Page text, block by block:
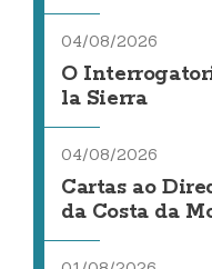
04/08/2026
O
la Sierra
04/08/2026
Cartas ao
da Costa da